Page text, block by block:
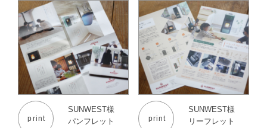
print
SUNWEST様
パンフレット
print
SUNWEST様
リーフレット